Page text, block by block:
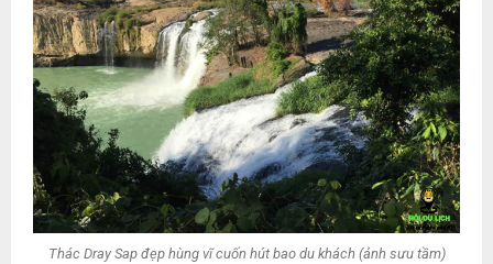
Thác Dray Sap đẹp hùng vĩ cuốn hút bao du khách (ảnh sưu tầm)